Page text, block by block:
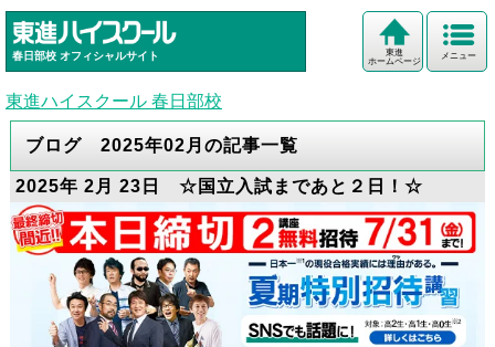
春日部校 オフィシャルサイト メニュー
東進
ホームページ
東進ハイスクール 春日部校
ブログ 2025年02月の記事一覧
2025年 2月 23日 ☆国立入試まであと２日！☆